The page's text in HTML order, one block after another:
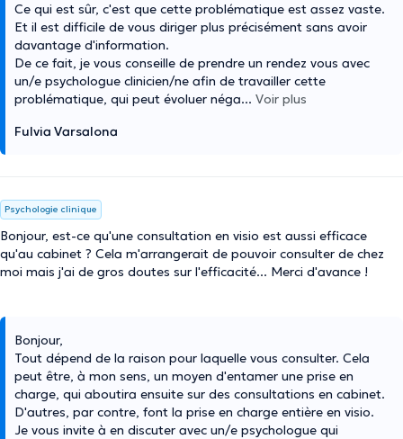
Ce qui est sûr, c'est que cette problématique est assez vaste.
Et il est difficile de vous diriger plus précisément sans avoir
davantage d'information.
De ce fait, je vous conseille de prendre un rendez vous avec
un/e psychologue clinicien/ne afin de travailler cette
problématique, qui peut évoluer néga... Voir plus
Fulvia Varsalona
Psychologie clinique
Bonjour, est-ce qu'une consultation en visio est aussi efficace
qu'au cabinet ? Cela m'arrangerait de pouvoir consulter de chez
moi mais j'ai de gros doutes sur l'efficacité... Merci d'avance !
Bonjour,
Tout dépend de la raison pour laquelle vous consulter. Cela
peut être, à mon sens, un moyen d'entamer une prise en
charge, qui aboutira ensuite sur des consultations en cabinet.
D'autres, par contre, font la prise en charge entière en visio.
Je vous invite à en discuter avec un/e psychologue qui